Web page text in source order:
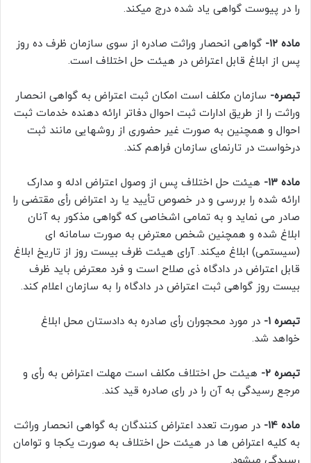
را در پیوست گواهی یاد شده درج میکند.
ماده ۱۲-
گواهی انحصار وراثت صادره از سوی سازمان ظرف ده روز
پس از ابلاغ قابل اعتراض در هیئت حل اختلاف است.
تبصره- سازمان مکلف است امکان ثبت اعتراض به گواهی انحصار
وراثت را از طریق ادارات ثبت احوال دفاتر ارائه دهنده خدمات ثبت
احوال و همچنین به صورت غیر حضوری از روشهایی مانند ثبت
درخواست در تارنمای سازمان فراهم کند.
ماده ۱۳-
هیئت حل اختلاف پس از وصول اعتراض ادله و مدارک
ارائه شده را بررسی و در خصوص تأیید یا رد اعتراض رأی مقتضی را
صادر می نماید و به تمامی اشخاصی که گواهی مذکور به آنان
ابلاغ شده و همچنین شخص معترض به صورت سامانه ای
(سیستمی) ابلاغ میکند. آرای هیئت ظرف بیست روز از تاریخ ابلاغ
قابل اعتراض در دادگاه ذی صلاح است و فرد معترض باید ظرف
بیست روز گواهی ثبت اعتراض در دادگاه را به سازمان اعلام کند.
تبصره ۱-
در مورد محجوران رأی صادره به دادستان محل ابلاغ
خواهد شد.
تبصره ۲-
هیئت حل اختلاف مکلف است مهلت اعتراض به رأی و
مرجع رسیدگی به آن را در رای صادره قید کند.
ماده ۱۴-
در صورت تعدد اعتراض کنندگان به گواهی انحصار وراثت
به کلیه اعتراض ها در هیئت حل اختلاف به صورت یکجا و توامان